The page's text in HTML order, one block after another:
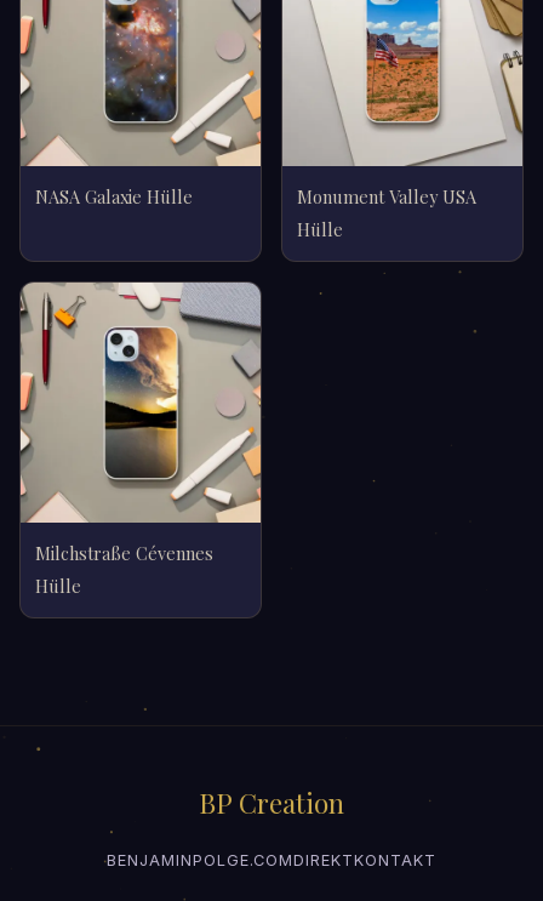
NASA Galaxie Hülle
Monument Valley USA
Hülle
Milchstraße Cévennes
Hülle
BP Creation
BENJAMINPOLGE.COMDIREKTKONTAKT